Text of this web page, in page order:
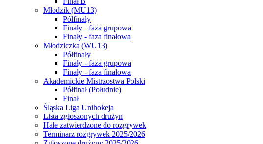
Młodzik (MU13)
Półfinały
Finały - faza grupowa
Finały - faza finałowa
Młodziczka (WU13)
Półfinały
Finały - faza grupowa
Finały - faza finałowa
Akademickie Mistrzostwa Polski
Półfinał (Południe)
Finał
Śląska Liga Unihokeja
Lista zgłoszonych drużyn
Hale zatwierdzone do rozgrywek
Terminarz rozgrywek 2025/2026